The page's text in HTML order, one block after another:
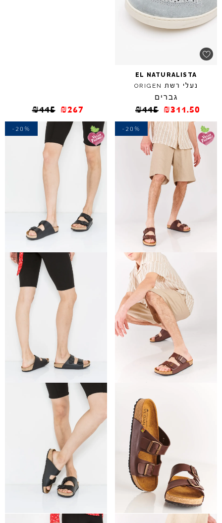
EL NATURALISTA
נעלי רשת ORIGEN
גברים
₪445 ₪311.50
₪445 ₪267
-20%
-20%